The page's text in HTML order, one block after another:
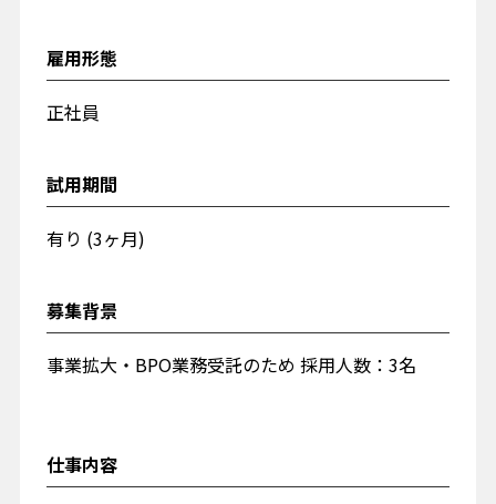
雇用形態
正社員
試用期間
有り (3ヶ月)
募集背景
事業拡大・BPO業務受託のため 採用人数：3名
仕事内容